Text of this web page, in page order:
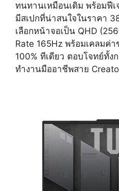
ทนทานเหมือนเดิม พร้อมฟี
มีสเปกที่น่าสนใจในราคา
เลือกหน้าจอเป็น QHD
Rate 165Hz พร้อมเคลมค่
100% ทีเดียว ตอบโจทย์ทั้ง
ทำงานมืออาชีพสาย